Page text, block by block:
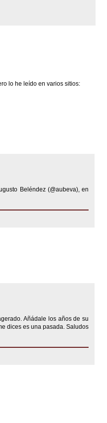
lo he leído en varios sitios:
Beléndez (@aubeva), en
Añádale los años de su
dices es una pasada. Saludos